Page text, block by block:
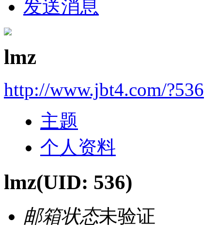
发送消息
lmz
http://www.jbt4.com/?536
主题
个人资料
lmz(UID: 536)
邮箱状态未验证